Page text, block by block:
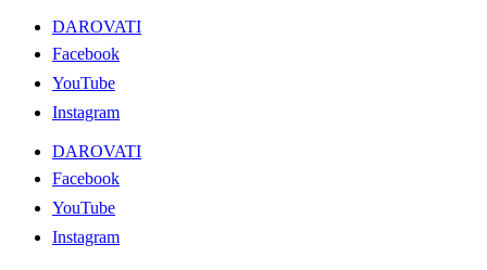
DAROVATI
Facebook
YouTube
Instagram
DAROVATI
Facebook
YouTube
Instagram